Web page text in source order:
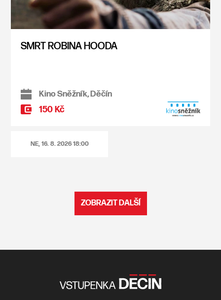
SMRT ROBINA HOODA
Kino Sněžník, Děčín
150 Kč
NE, 16. 8. 202618:00
ZOBRAZIT DALŠÍ